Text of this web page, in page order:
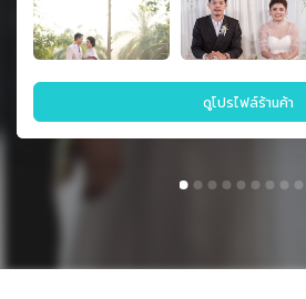
ดูโปรไฟล์ร้านค้า